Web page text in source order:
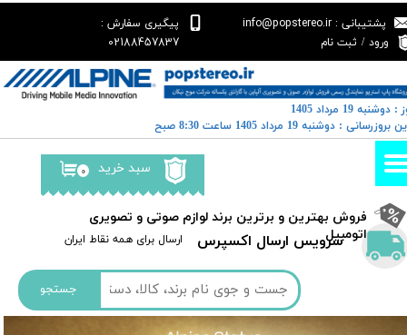
جستجو
سرویس ارسال اکسپرس ​​ارسال برای همه نقاط ایران
پشتیبانی : info@popstereo.ir
پیگیری سفارش :
02188457837
ورود / ثبت نام
حساب کاربری من
تغییر گذر واژه
سفارشات
خروج از حساب کاربری
۰ سبد خرید
​فروش بهترین و برترین برند لوازم صوتی و تصویری
اتومبیل​​​​​​​
19 مرداد 1405
: دوشنبه 19 مرداد 1405 ساعت 8:30 صبح